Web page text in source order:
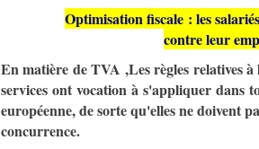
Optimisation fiscale : les
contre leur
En matière de TVA ,Les règles relatives
services ont vocation à s'appliquer dans
européenne, de sorte qu'elles ne doivent
concurrence.